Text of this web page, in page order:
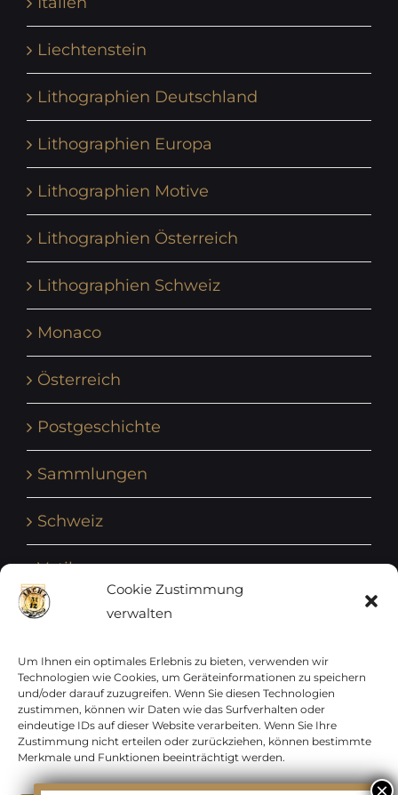
Cookie Zustimmung
verwalten
Um Ihnen ein optimales Erlebnis zu bieten, verwenden wir
Technologien wie Cookies, um Geräteinformationen zu speichern
und/oder darauf zuzugreifen. Wenn Sie diesen Technologien
zustimmen, können wir Daten wie das Surfverhalten oder
eindeutige IDs auf dieser Website verarbeiten. Wenn Sie Ihre
Zustimmung nicht erteilen oder zurückziehen, können bestimmte
Merkmale und Funktionen beeinträchtigt werden.
Liechtenstein
Lithographien Deutschland
Lithographien Europa
Lithographien Motive
Lithographien Österreich
Lithographien Schweiz
Monaco
Österreich
Postgeschichte
Sammlungen
Schweiz
Vatikan
Vereinte Nationen
Vorphilatelie
Zensurbelege Österreich
Zensurbelege Schweiz